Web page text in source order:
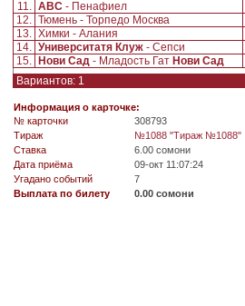
11. АВС - Пенафиел
12. Тюмень - Торпедо Москва
13. Химки - Алания
14. Университатя Клуж - Сепси
15.
Нови Сад - Младость Гат Нови Сад
Вариантов: 1
Информация о карточке:
№ карточки
308793
Tираж
№1088 "Тираж №1088"
Ставка
6.00 сомони
Дата приёма
09-окт 11:07:24
Угадано событий
7
Выплата по билету
0.00 сомони